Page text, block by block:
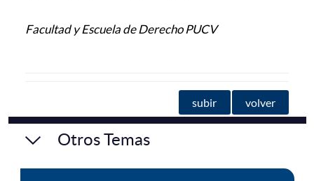
Facultad y Escuela de Derecho PUCV
subir volver
Otros Temas